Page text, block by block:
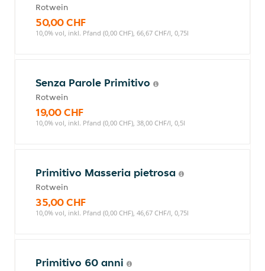
Rotwein
50,00 CHF
10,0% vol, inkl. Pfand (0,00 CHF), 66,67 CHF/l, 0,75l
Senza Parole Primitivo
Rotwein
19,00 CHF
10,0% vol, inkl. Pfand (0,00 CHF), 38,00 CHF/l, 0,5l
Primitivo Masseria pietrosa
Rotwein
35,00 CHF
10,0% vol, inkl. Pfand (0,00 CHF), 46,67 CHF/l, 0,75l
Primitivo 60 anni